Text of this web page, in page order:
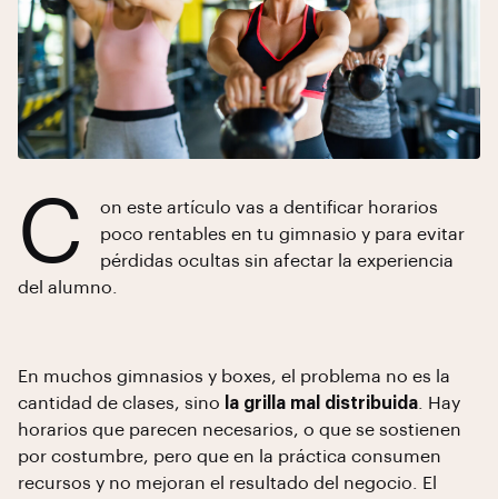
C
on este artículo vas a dentificar horarios
poco rentables en tu gimnasio y para evitar
pérdidas ocultas sin afectar la experiencia
del alumno.
En muchos gimnasios y boxes, el problema no es la
cantidad de clases, sino
la grilla mal distribuida . Hay
horarios que parecen necesarios, o que se sostienen
por costumbre, pero que en la práctica consumen
recursos y no mejoran el resultado del negocio. El